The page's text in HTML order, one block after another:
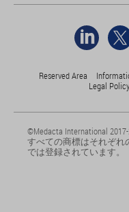
Reserved Area
Legal Policy
©Medacta International
すべての商標はそれぞれ
では登録されています。